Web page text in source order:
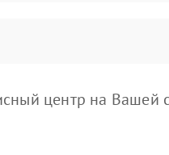
центр на Вашей